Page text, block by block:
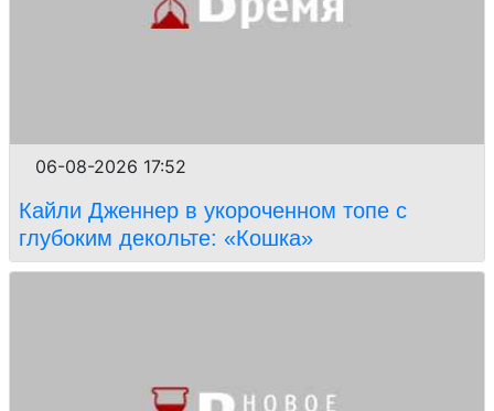
06-08-2026 17:52
Кайли Дженнер в укороченном топе с
глубоким декольте: «Кошка»